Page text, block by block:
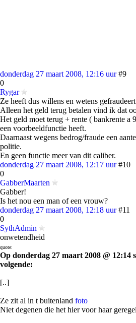
donderdag 27 maart 2008, 12:16 uur #9
0
Rygar
Ze heeft dus willens en wetens
Alleen het geld terug betalen vind ik dat
Het geld moet terug + rente ( bankrente a
een voorbeeldfunctie heeft.
Daarnaast wegens bedrog/fraude een
politie.
En geen functie meer van dit caliber.
donderdag 27 maart 2008, 12:17 uur #10
0
GabberMaarten
Gabber!
Is het nou een man of een vrouw?
donderdag 27 maart 2008, 12:18 uur #11
0
SythAdmin
onwetendheid
quote:
Op donderdag 27 maart 2008 @ 12:14
volgende:
[..]
Ze zit al in t buitenland foto
Niet degenen die het hier voor haar